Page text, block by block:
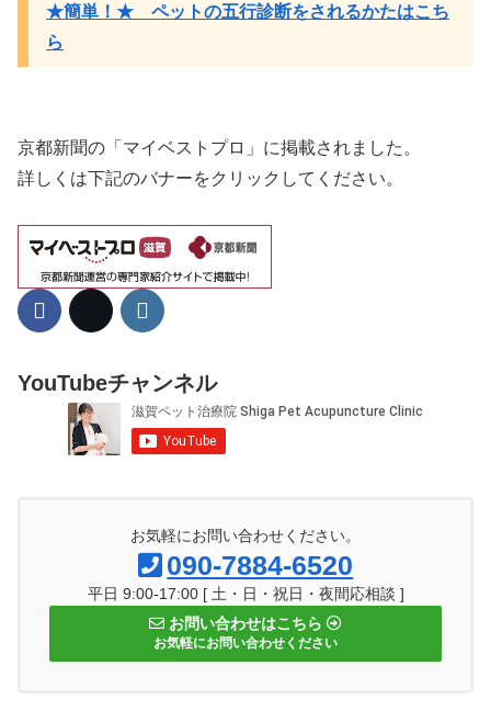
★簡単！★ ペットの五行診断をされるかたはこち
ら
京都新聞の「マイベストプロ」に掲載されました。
詳しくは下記のバナーをクリックしてください。
YouTubeチャンネル
お気軽にお問い合わせください。
090-7884-6520
平日 9:00-17:00 [ 土・日・祝日・夜間応相談 ]
お問い合わせはこちら
お気軽にお問い合わせください